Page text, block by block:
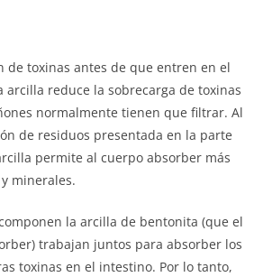
de toxinas antes de que entren en el
reduce la sobrecarga de toxinas
normalmente tienen que filtrar. Al
de residuos presentada en la parte
permite al cuerpo absorber más
minerales.
la arcilla de bentonita (que el
trabajan juntos para absorber los
toxinas en el intestino. Por lo tanto,